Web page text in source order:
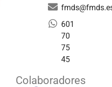
601
70
75
45
Colaboradores